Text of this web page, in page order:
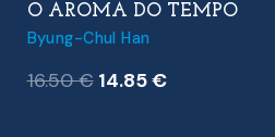
O AROMA DO TEMPO
Byung-Chul Han
16.50€ O
14.85€O